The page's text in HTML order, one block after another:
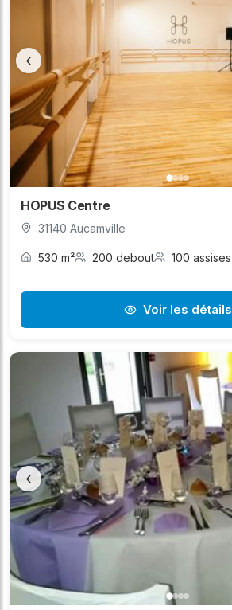
‹
HOPUS Centre
31140 Aucamville
530 m² 200 debout 100 assises
Voir les détails
‹